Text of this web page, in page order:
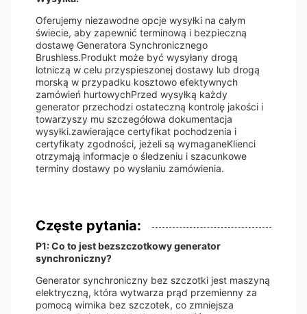
Oferujemy niezawodne opcje wysyłki na całym
świecie, aby zapewnić terminową i bezpieczną
dostawę Generatora Synchronicznego
Brushless.Produkt może być wysyłany drogą
lotniczą w celu przyspieszonej dostawy lub drogą
morską w przypadku kosztowo efektywnych
zamówień hurtowychPrzed wysyłką każdy
generator przechodzi ostateczną kontrolę jakości i
towarzyszy mu szczegółowa dokumentacja
wysyłki.zawierające certyfikat pochodzenia i
certyfikaty zgodności, jeżeli są wymaganeKlienci
otrzymają informacje o śledzeniu i szacunkowe
terminy dostawy po wysłaniu zamówienia.
Częste pytania:
P1: Co to jest bezszczotkowy generator
synchroniczny?
Generator synchroniczny bez szczotki jest maszyną
elektryczną, która wytwarza prąd przemienny za
pomocą wirnika bez szczotek, co zmniejsza